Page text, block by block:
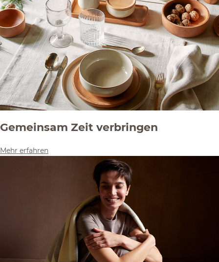
Gemeinsam Zeit verbringen
Mehr erfahren